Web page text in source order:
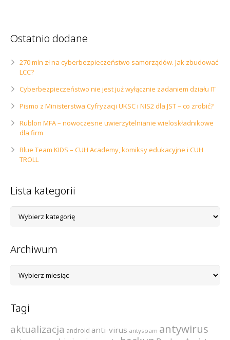
Ostatnio dodane
270 mln zł na cyberbezpieczeństwo samorządów. Jak zbudować
LCC?
Cyberbezpieczeństwo nie jest już wyłącznie zadaniem działu IT
Pismo z Ministerstwa Cyfryzacji UKSC i NIS2 dla JST – co zrobić?
Rublon MFA – nowoczesne uwierzytelnianie wieloskładnikowe
dla firm
Blue Team KIDS – CUH Academy, komiksy edukacyjne i CUH
TROLL
Lista kategorii
kategorii
Archiwum
Tagi
aktualizacja android anti-virus antyspam antywirus